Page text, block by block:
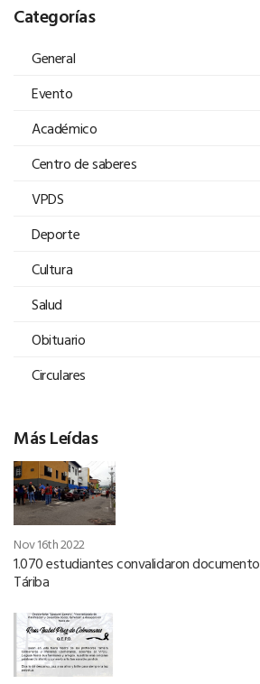
Categorías
General
Evento
Académico
Centro de saberes
VPDS
Deporte
Cultura
Salud
Obituario
Circulares
Más Leídas
Nov 16th 2022
1.070 estudiantes convalidaron
Táriba